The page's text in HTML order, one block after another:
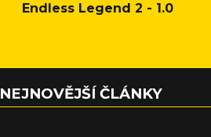
Endless Legend 2 - 1.0
NEJNOVĚJŠÍ ČLÁNKY